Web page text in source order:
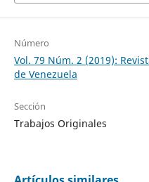
Número
Vol. 79 Núm. 2 (2019):
de Venezuela
Sección
Trabajos Originales